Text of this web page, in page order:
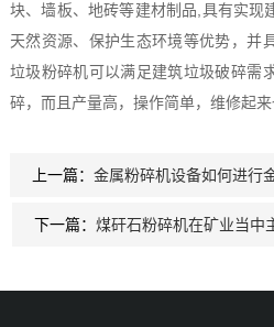
块、墙板、地砖等建材制品,具有实现
天然资源、保护生态环境等优势，并
垃圾粉碎机可以满足建筑垃圾破碎需
碎，而且产量高，操作简单，维修起来
上一篇： 金属粉碎机设备如何进行
下一篇： 煤矸石粉碎机在矿业当中